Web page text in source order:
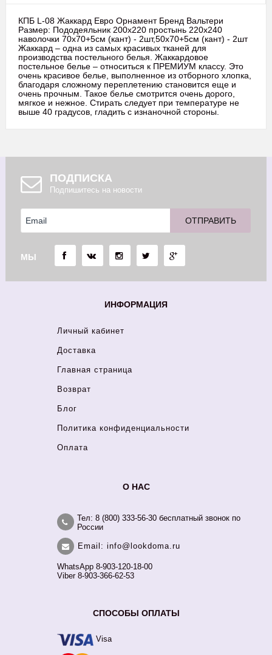
КПБ L-08 Жаккард Евро Орнамент Бренд Вальтери
Размер: Пододеяльник 200х220 простынь 220х240
наволочки 70х70+5см (кант) - 2шт,50х70+5см (кант) - 2шт
Жаккард – одна из самых красивых тканей для
производства постельного белья. Жаккардовое
постельное белье – относиться к ПРЕМИУМ классу. Это
очень красивое белье, выполненное из отборного хлопка,
благодаря сложному переплетению становится еще и
очень прочным. Такое белье смотрится очень дорого,
мягкое и нежное. Стирать следует при температуре не
выше 40 градусов, гладить с изнаночной стороны.
ПОДПИСКА
Подпишитесь на новости
МЫ
ИНФОРМАЦИЯ
Личный кабинет
Доставка
Главная страница
Возврат
Блог
Политика конфиденциальности
Оплата
О НАС
Тел: 8 (800) 333-56-30 бесплатный звонок по
России
Email: info@lookdoma.ru
WhatsApp 8-903-120-18-00
Viber 8-903-366-62-53
СПОСОБЫ ОПЛАТЫ
Visa